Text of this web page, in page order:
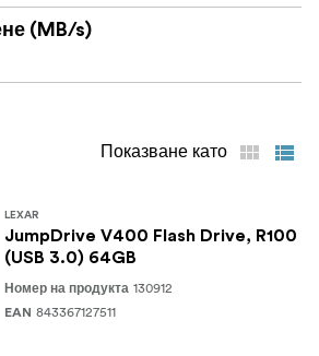
(MB/s)
Показване като
LEXAR
JumpDrive V400 Flash Drive, R100
(USB 3.0) 64GB
Номер на продукта 130912
EAN 843367127511